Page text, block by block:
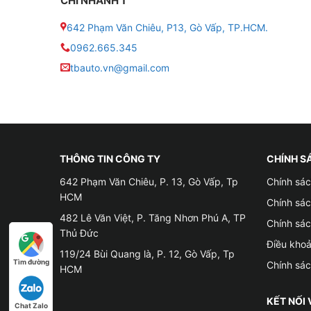
642 Phạm Văn Chiêu, P13, Gò Vấp, TP.HCM.
0962.665.345
tbauto.vn@gmail.com
THÔNG TIN CÔNG TY
642 Phạm Văn Chiêu, P. 13, Gò Vấp, Tp
HCM
482 Lê Văn Việt, P. Tăng Nhơn Phú A, TP
Thủ Đức
119/24 Bùi Quang là, P. 12, Gò Vấp, Tp
HCM
CHÍNH
Chính
Chính
Chính
Điều
Chính
KẾT NỐI
Tìm đường
Chat Zalo